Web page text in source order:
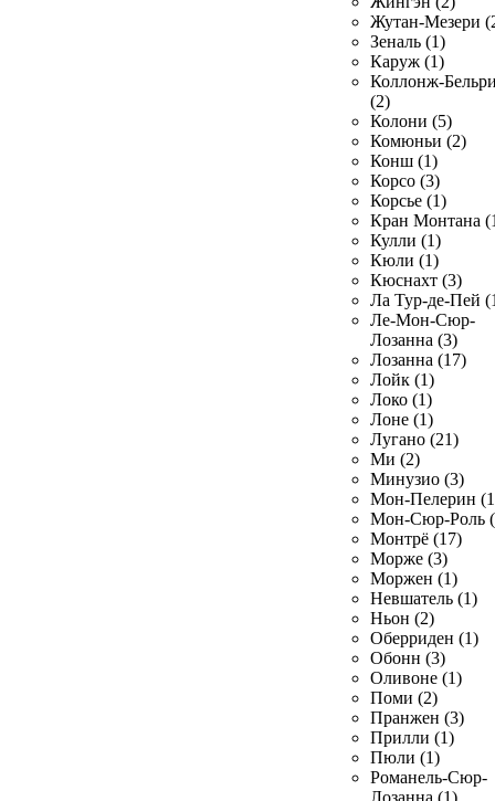
Жутан-Мезери
Зеналь (1)
Каруж (1)
Коллонж-
(2)
Колони (5)
Комюньи (2)
Конш (1)
Корсо (3)
Корсье (1)
Кран Монтана
Кулли (1)
Кюли (1)
Кюснахт (3)
Ла Тур-де-Пей
Ле-Мон-Сюр-
Лозанна (3)
Лозанна (17)
Лойк (1)
Локо (1)
Лоне (1)
Лугано (21)
Ми (2)
Минузио (3)
Мон-Пелерин
Мон-Сюр-Роль
Монтрё (17)
Морже (3)
Моржен (1)
Невшатель (1)
Ньон (2)
Оберриден (1)
Обонн (3)
Оливоне (1)
Поми (2)
Пранжен (3)
Прилли (1)
Пюли (1)
Романель-Сюр-
Лозанна (1)